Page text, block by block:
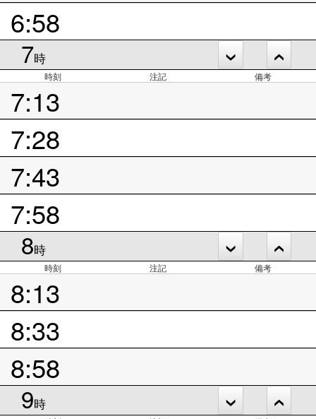
6:58
7時
時刻 注記 備考
7:13
7:28
7:43
7:58
8時
時刻 注記 備考
8:13
8:33
8:58
9時